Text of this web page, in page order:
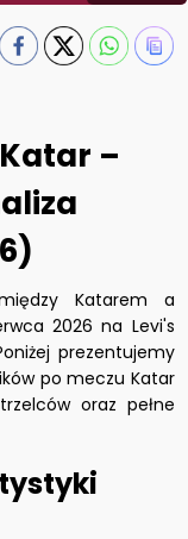
–
Katarem a
2026 na Levi's
prezentujemy
po meczu Katar
oraz pełne